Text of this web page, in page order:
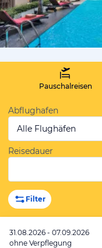
Pauschalreisen
Abflughafen
Alle Flughäfen
Reisedauer
Filter
31.08.2026 - 07.09.2026
ohne Verpflegung